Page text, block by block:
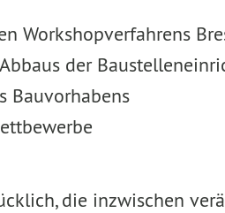
Workshopverfahrens
der
Bauvorhabens
die inzwischen